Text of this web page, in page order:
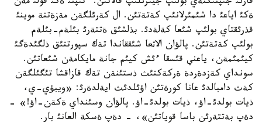
ةكئ اياعئ دا شئمئرلانئپ كةتةتئن. ال كةرئلگةن مةزةتتة موينئ
قذرئقتاي بولئپ شئعا كةلةدئ. بذلشئق ةتتةرئ بئلةم-بئلةم
بولئپ كةتةتئن. پالؤان الاثعا شئققاندا تةك سپورتتئق ذلگئدةگئ
كيئمئمةن، ياعني قئسقا ءئش كيئم جانة مايكامةن شئعاتئن.
سونداي كةزدةردة ةركةكتئث ذستئنةن تةك قازاقشا تئگئلگةن
كةث دامبالدئ عانا كورةتئن اؤئلدئث ايةلدةرئ: «ويبؤي-ي،
ذيات بولدئ-اؤ، ذيات بولدئ-اؤ. پالؤان وسئنداي ةكةن-اؤ!» -
دةپ بةتتةرئن باسا قوياتئن»، - دةپ ةسكة العانئ بار.